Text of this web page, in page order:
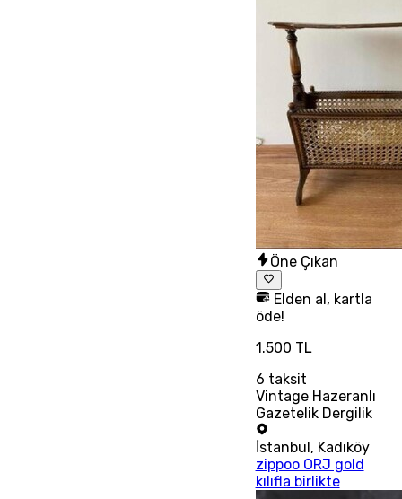
Öne Çıkan
Elden al, kartla
öde!
1.500 TL
6 taksit
Vintage Hazeranlı
Gazetelik Dergilik
İstanbul, Kadıköy
zippoo ORJ gold
kılıfla birlikte